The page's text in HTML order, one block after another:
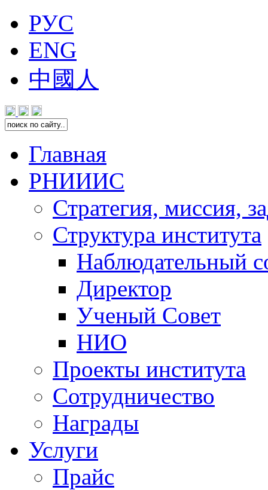
РУС
ENG
中國人
Главная
РНИИИС
Стратегия, миссия,
Структура института
Наблюдательный
Директор
Ученый Совет
НИО
Проекты института
Сотрудничество
Награды
Услуги
Прайс